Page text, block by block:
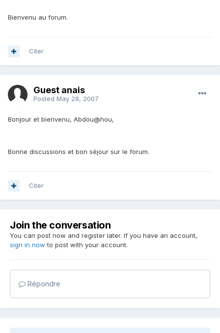
Bienvenu au forum.
Citer
Guest anais
Posted May 28, 2007
Bonjour et bienvenu, Abdou@hou,
Bonne discussions et bon séjour sur le forum.
Citer
Join the conversation
You can post now and register later. If you have an account,
sign in now to post with your account.
Répondre